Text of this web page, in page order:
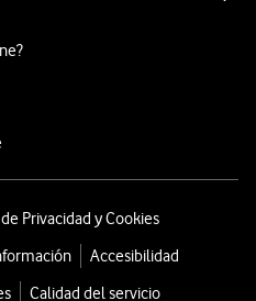
Privacidad y Cookies
Accesibilidad
Calidad del servicio